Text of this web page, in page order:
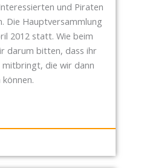
und Piraten
Die Hauptversammlung
2012 statt. Wie beim
darum bitten, dass ihr
die wir dann